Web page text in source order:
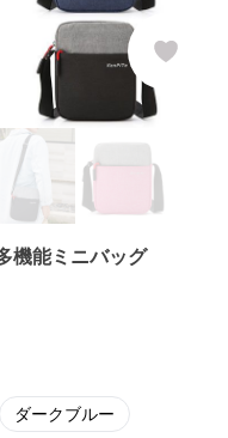
機能ミニバッグ
ダークブルー